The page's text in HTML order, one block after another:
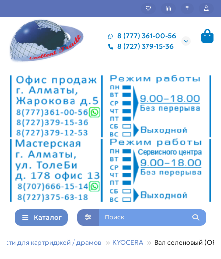
₸
8 (777) 361-00-56
8 (727) 379-15-36
Каталог
для картриджей / драмов KYOCERA Вал селеновый